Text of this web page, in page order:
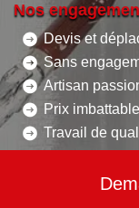
Nos
Devis et
Sans
Artisan
Prix imbattable
Travail de